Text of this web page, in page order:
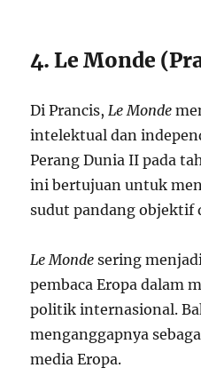
4. Le Monde
Di Prancis,Le Monde
intelektual dan
Perang Dunia II pada
ini bertujuan untuk
sudut pandang objektif
Le Monde sering
pembaca Eropa dalam
politik internasional.
menganggapnya
media Eropa.